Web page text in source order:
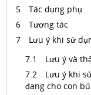
Tác dụng phụ
Tương tác
Lưu ý khi sử
Lưu ý và
Lưu ý khi
đang cho con bú